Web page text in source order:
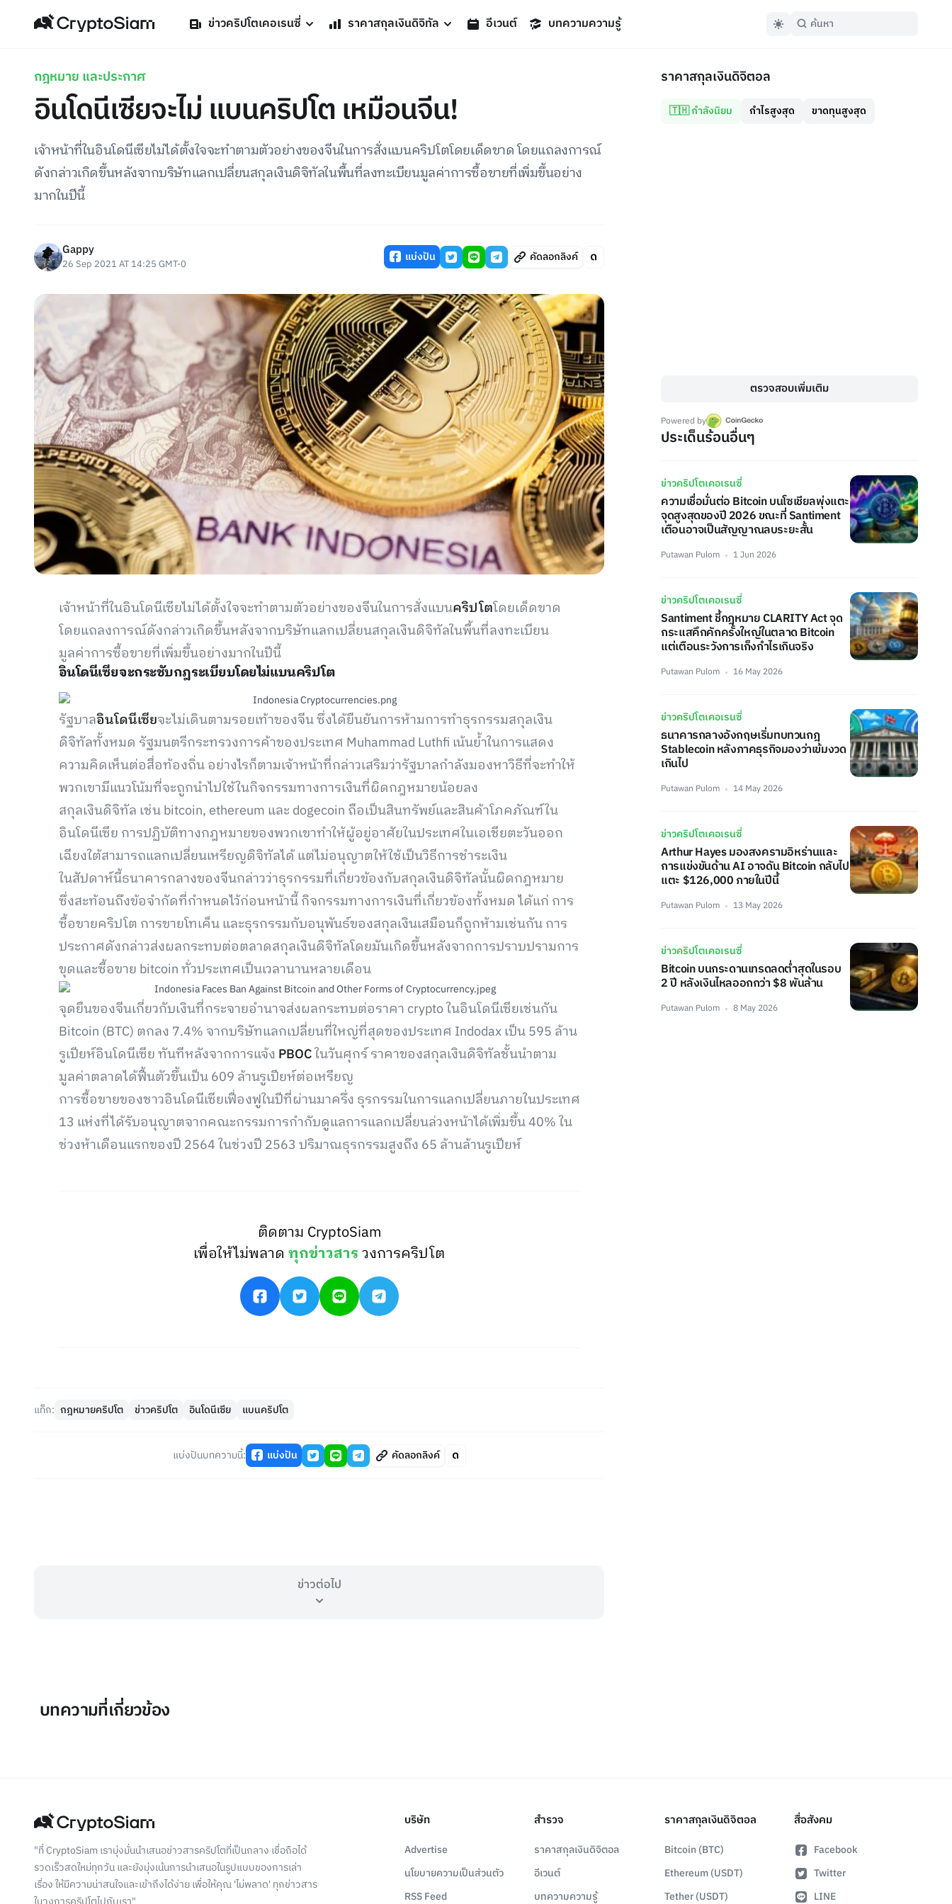
ข่าวคริปโตเคอเรนซี่ ราคาสกุลเงินดิจิทัล อีเวนต์ บทความความรู้
กฎหมาย และประกาศ
อินโดนีเซียจะไม่ แบนคริปโต เหมือนจีน!
เจ้าหน้าที่ในอินโดนีเซียไม่ได้ตั้งใจจะทำตามตัวอย่างของจีนในการสั่งแบนคริปโตโดยเด็ดขาด โดยแถลงการณ์
ดังกล่าวเกิดขึ้นหลังจากบริษัทแลกเปลี่ยนสกุลเงินดิจิทัลในพื้นที่ลงทะเบียนมูลค่าการซื้อขายที่เพิ่มขึ้นอย่าง
มากในปีนี้
Gappy
26 Sep 2021 AT 14:25 GMT-0 แบ่งปัน คัดลอกลิงค์
เจ้าหน้าที่ในอินโดนีเซียไม่ได้ตั้งใจจะทำตามตัวอย่างของจีนในการสั่งแบนคริปโตโดยเด็ดขาด
โดยแถลงการณ์ดังกล่าวเกิดขึ้นหลังจากบริษัทแลกเปลี่ยนสกุลเงินดิจิทัลในพื้นที่ลงทะเบียน
มูลค่าการซื้อขายที่เพิ่มขึ้นอย่างมากในปีนี้
อินโดนีเซียจะกระชับกฎระเบียบโดยไม่แบนคริปโต
รัฐบาลอินโดนีเซียจะไม่เดินตามรอยเท้าของจีน ซึ่งได้ยืนยันการห้ามการทำธุรกรรมสกุลเงิน
ดิจิทัลทั้งหมด รัฐมนตรีกระทรวงการค้าของประเทศ Muhammad Luthfi เน้นย้ำในการแสดง
ความคิดเห็นต่อสื่อท้องถิ่น อย่างไรก็ตามเจ้าหน้าที่กล่าวเสริมว่ารัฐบาลกำลังมองหาวิธีที่จะทำให้
พวกเขามีแนวโน้มที่จะถูกนำไปใช้ในกิจกรรมทางการเงินที่ผิดกฎหมายน้อยลง
สกุลเงินดิจิทัล เช่น bitcoin, ethereum และ dogecoin ถือเป็นสินทรัพย์และสินค้าโภคภัณฑ์ใน
อินโดนีเซีย การปฏิบัติทางกฎหมายของพวกเขาทำให้ผู้อยู่อาศัยในประเทศในเอเชียตะวันออก
เฉียงใต้สามารถแลกเปลี่ยนเหรียญดิจิทัลได้ แต่ไม่อนุญาตให้ใช้เป็นวิธีการชำระเงิน
ในสัปดาห์นี้ธนาคารกลางของจีนกล่าวว่าธุรกรรมที่เกี่ยวข้องกับสกุลเงินดิจิทัลนั้นผิดกฎหมาย
ซึ่งสะท้อนถึงข้อจำกัดที่กำหนดไว้ก่อนหน้านี้ กิจกรรมทางการเงินที่เกี่ยวข้องทั้งหมด ได้แก่ การ
ซื้อขายคริปโต การขายโทเค็น และธุรกรรมกับอนุพันธ์ของสกุลเงินเสมือนก็ถูกห้ามเช่นกัน การ
ประกาศดังกล่าวส่งผลกระทบต่อตลาดสกุลเงินดิจิทัลโดยมันเกิดขึ้นหลังจากการปราบปรามการ
ขุดและซื้อขาย bitcoin ทั่วประเทศเป็นเวลานานหลายเดือน
จุดยืนของจีนเกี่ยวกับเงินที่กระจายอำนาจส่งผลกระทบต่อราคา crypto ในอินโดนีเซียเช่นกัน
Bitcoin (BTC) ตกลง 7.4% จากบริษัทแลกเปลี่ยนที่ใหญ่ที่สุดของประเทศ Indodax เป็น 595 ล้าน
รูเปียห์อินโดนีเซีย ทันทีหลังจากการแจ้ง PBOCในวันศุกร์ ราคาของสกุลเงินดิจิทัลชั้นนำตาม
มูลค่าตลาดได้ฟื้นตัวขึ้นเป็น 609 ล้านรูเปียห์ต่อเหรียญ
การซื้อขายของชาวอินโดนีเซียเฟื่องฟูในปีที่ผ่านมาครึ่ง ธุรกรรมในการแลกเปลี่ยนภายในประเทศ
13 แห่งที่ได้รับอนุญาตจากคณะกรรมการกำกับดูแลการแลกเปลี่ยนล่วงหน้าได้เพิ่มขึ้น 40% ใน
ช่วงห้าเดือนแรกของปี 2564 ในช่วงปี 2563 ปริมาณธุรกรรมสูงถึง 65 ล้านล้านรูเปียห์
ติดตาม CryptoSiam
เพื่อให้ไม่พลาดทุกข่าวสารวงการคริปโต
แท็ก: กฎหมายคริปโต ข่าวคริปโต อินโดนีเซีย แบนคริปโต
แบ่งปันบทความนี้: แบ่งปัน คัดลอกลิงค์
ข่าวต่อไป
ราคาสกุลเงินดิจิตอล
🇹🇭 กำลังนิยม กำไรสูงสุด ขาดทุนสูงสุด
ตรวจสอบเพิ่มเติม
Powered by
ประเด็นร้อนอื่นๆ
ข่าวคริปโตเคอเรนซี่
ความเชื่อมั่นต่อ Bitcoin บนโซเชียลพุ่งแตะ
จุดสูงสุดของปี 2026 ขณะที่ Santiment
เตือนอาจเป็นสัญญาณลบระยะสั้น
Putawan Pulom 1 Jun 2026
ข่าวคริปโตเคอเรนซี่
Santiment ชี้กฎหมาย CLARITY Act จุด
กระแสคึกคักครั้งใหญ่ในตลาด Bitcoin
แต่เตือนระวังการเก็งกำไรเกินจริง
Putawan Pulom 16 May 2026
ข่าวคริปโตเคอเรนซี่
ธนาคารกลางอังกฤษเริ่มทบทวนกฎ
Stablecoin หลังภาคธุรกิจมองว่าเข้มงวด
เกินไป
Putawan Pulom 14 May 2026
ข่าวคริปโตเคอเรนซี่
Arthur Hayes มองสงครามอิหร่านและ
การแข่งขันด้าน AI อาจดัน Bitcoin กลับไป
แตะ $126,000 ภายในปีนี้
Putawan Pulom 13 May 2026
ข่าวคริปโตเคอเรนซี่
Bitcoin บนกระดานเทรดลดต่ำสุดในรอบ
2 ปี หลังเงินไหลออกกว่า $8 พันล้าน
Putawan Pulom 8 May 2026
บทความที่เกี่ยวข้อง
"ที่ CryptoSiam เรามุ่งมั่นนำเสนอข่าวสารคริปโตที่เป็นกลาง เชื่อถือได้
รวดเร็วสดใหม่ทุกวัน และยังมุ่งเน้นการนำเสนอในรูปแบบของการเล่า
เรื่อง ให้มีความน่าสนใจและเข้าถึงได้ง่าย เพื่อให้คุณ 'ไม่พลาด' ทุกข่าวสาร
บริษัท
Advertise
นโยบายความเป็นส่วนตัว
RSS Feed
สำรวจ
ราคาสกุลเงินดิจิตอล
อีเวนต์
บทความความรู้
ราคาสกุลเงินดิจิตอล
Bitcoin (BTC)
Ethereum (USDT)
Tether (USDT)
สื่อสังคม
Facebook
Twitter
LINE